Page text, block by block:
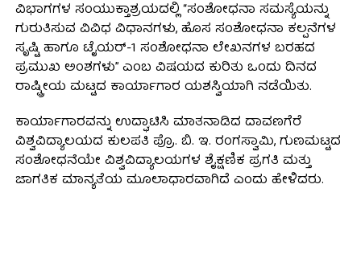
ವಿಭಾಗಗಳ ಸಂಯುಕ್ತಾಶ್ರಯದಲ್ಲಿ “ಸಂಶೋಧನಾ ಸಮಸ್ಯೆಯನ್ನು
ಗುರುತಿಸುವ ವಿವಿಧ ವಿಧಾನಗಳು, ಹೊಸ ಸಂಶೋಧನಾ ಕಲ್ಪನೆಗಳ
ಸೃಷ್ಟಿ ಹಾಗೂ ಟೈಯರ್-1 ಸಂಶೋಧನಾ ಲೇಖನಗಳ ಬರಹದ
ಪ್ರಮುಖ ಅಂಶಗಳು” ಎಂಬ ವಿಷಯದ ಕುರಿತು ಒಂದು ದಿನದ
ರಾಷ್ಟ್ರೀಯ ಮಟ್ಟದ ಕಾರ್ಯಾಗಾರ ಯಶಸ್ವಿಯಾಗಿ ನಡೆಯಿತು.
ಕಾರ್ಯಾಗಾರವನ್ನು ಉದ್ಘಾಟಿಸಿ ಮಾತನಾಡಿದ ದಾವಣಗೆರೆ
ವಿಶ್ವವಿದ್ಯಾಲಯದ ಕುಲಪತಿ ಪ್ರೊ. ಬಿ. ಇ. ರಂಗಸ್ವಾಮಿ, ಗುಣಮಟ್ಟದ
ಸಂಶೋಧನೆಯೇ ವಿಶ್ವವಿದ್ಯಾಲಯಗಳ ಶೈಕ್ಷಣಿಕ ಪ್ರಗತಿ ಮತ್ತು
ಜಾಗತಿಕ ಮಾನ್ಯತೆಯ ಮೂಲಾಧಾರವಾಗಿದೆ ಎಂದು ಹೇಳಿದರು.